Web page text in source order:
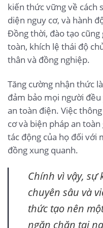
kiến thức vững về cách
diện nguy cơ, và hành
Đồng thời, đào tạo
toàn, khích lệ thái độ
thân và đồng nghiệp.
Tăng cường nhận thức
đảm bảo mọi người
an toàn điện. Việc
cơ và biện pháp an
tác động của họ đối với
đồng xung quanh.
Chính vì vậy, sự
chuyên sâu và
thức tạo nên
ngăn chặn tai